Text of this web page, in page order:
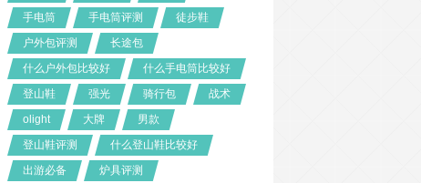
手电筒
手电筒评测
徒步鞋
户外包评测
长途包
什么户外包比较好
什么手电筒比较好
登山鞋
强光 骑行包
战术
olight
大牌
男款
登山鞋评测
什么登山鞋比较好
出游必备
炉具评测